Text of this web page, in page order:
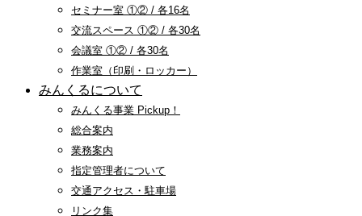
セミナー室 ①② / 各16名
交流スペース ①② / 各30名
会議室 ①② / 各30名
作業室（印刷・ロッカー）
みんくるについて
みんくる事業 Pickup！
総合案内
業務案内
指定管理者について
交通アクセス・駐車場
リンク集